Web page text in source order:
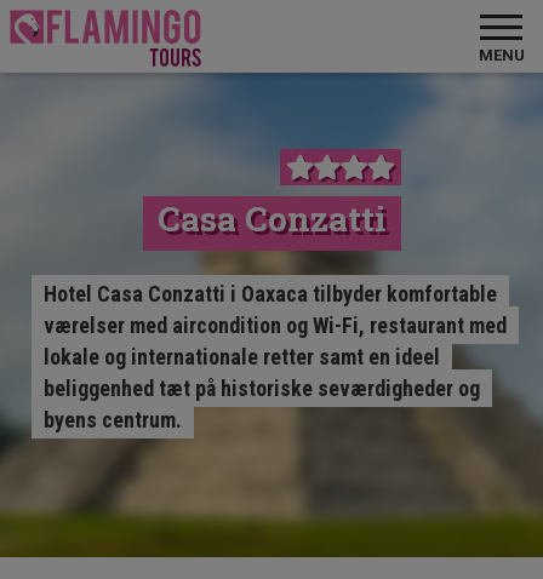
MENU
Casa Conzatti
Hotel Casa Conzatti i Oaxaca tilbyder komfortable
værelser med aircondition og Wi-Fi, restaurant med
lokale og internationale retter samt en ideel
beliggenhed tæt på historiske seværdigheder og
byens centrum.